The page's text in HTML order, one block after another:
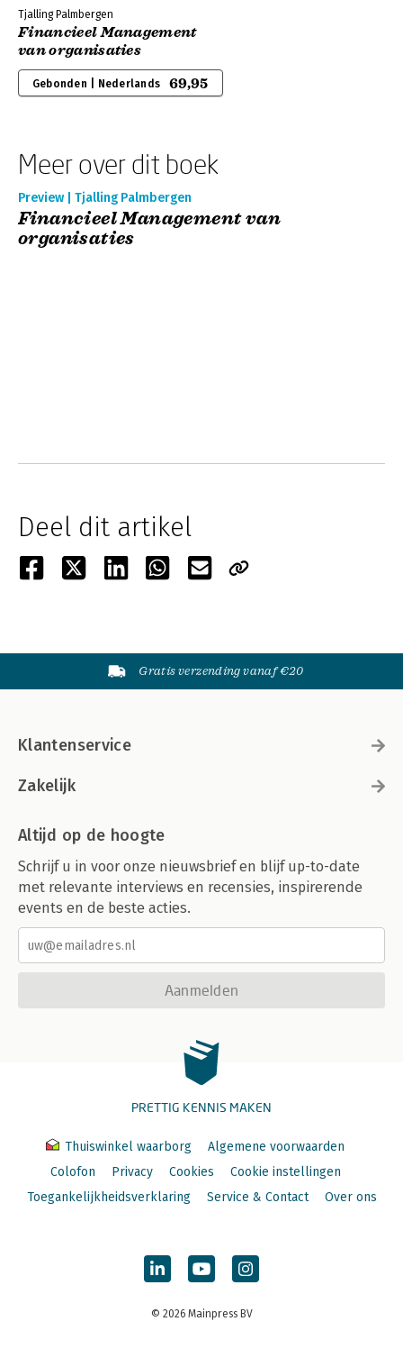
Tjalling Palmbergen
Financieel Management
van organisaties
Gebonden | Nederlands 69,95
Meer over dit boek
Preview | Tjalling Palmbergen
Financieel Management van
organisaties
Deel dit artikel
Gratis verzending vanaf €20
Klantenservice
Zakelijk
Altijd op de hoogte
Schrijf u in voor onze nieuwsbrief en blijf up-to-date
met relevante interviews en recensies, inspirerende
events en de beste acties.
Aanmelden
PRETTIG KENNIS MAKEN
Thuiswinkel waarborg
Algemene voorwaarden
Colofon
Privacy Cookies
Cookie instellingen
Toegankelijkheidsverklaring
Service & Contact Over ons
© 2026 Mainpress BV